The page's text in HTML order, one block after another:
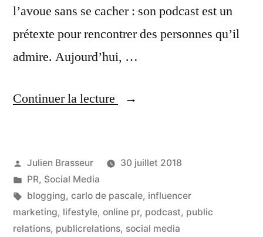
l’avoue sans se cacher : son podcast est un
prétexte pour rencontrer des personnes qu’il
admire. Aujourd’hui, …
Continuer la lecture
« La
le
Food
–
Publié
par
Julien Brasseur
30 juillet 2018
Publié
dans
PR, Social Media
Étiquettes :
blogging, carlo de pascale, influencer
marketing, lifestyle, online pr, podcast, public
relations, publicrelations, social media